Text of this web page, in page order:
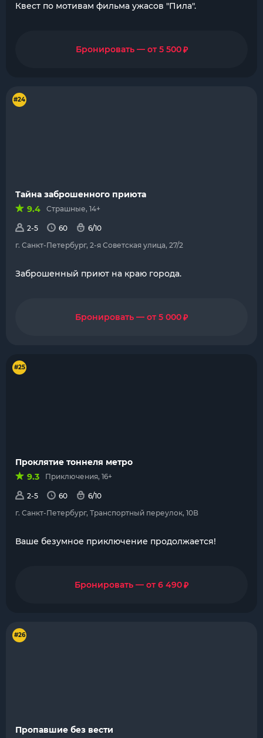
Квест по мотивам фильма ужасов "Пила".
Бронировать — от 5 500₽
#24
Тайна заброшенного приюта
9.4
Страшные, 14+
2-5 60
6/10
г. Санкт-Петербург, 2-я Советская улица, 27/2
Заброшенный приют на краю города.
Бронировать — от 5 000₽
#25
Проклятие тоннеля метро
9.3
Приключения, 16+
2-5 60
6/10
г. Санкт-Петербург, Транспортный переулок, 10В
Ваше безумное приключение продолжается!
Бронировать — от 6 490₽
#26
Пропавшие без вести